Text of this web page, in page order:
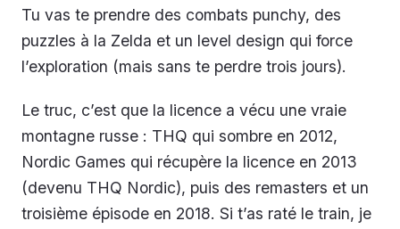
Tu vas te prendre des combats punchy, des
puzzles à la Zelda et un level design qui force
l’exploration (mais sans te perdre trois jours).
Le truc, c’est que la licence a vécu une vraie
montagne russe : THQ qui sombre en 2012,
Nordic Games qui récupère la licence en 2013
(devenu THQ Nordic), puis des remasters et un
troisième épisode en 2018. Si t’as raté le train, je